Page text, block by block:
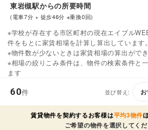
東岩槻駅からの所要時間
(電車7分 + 徒歩46分 ※乗換0回)
※学校が存在する市区町村の現在エイブル
件をもとに家賃相場を計算し算出しています。
※物件数が少ないときは家賃相場の算出がで
※相場の絞りこみ条件は、物件の検索条件と
ます
60件 並び替え:
賃貸物件を契約するお客様は平均3物件
ご希望の物件を選択してく